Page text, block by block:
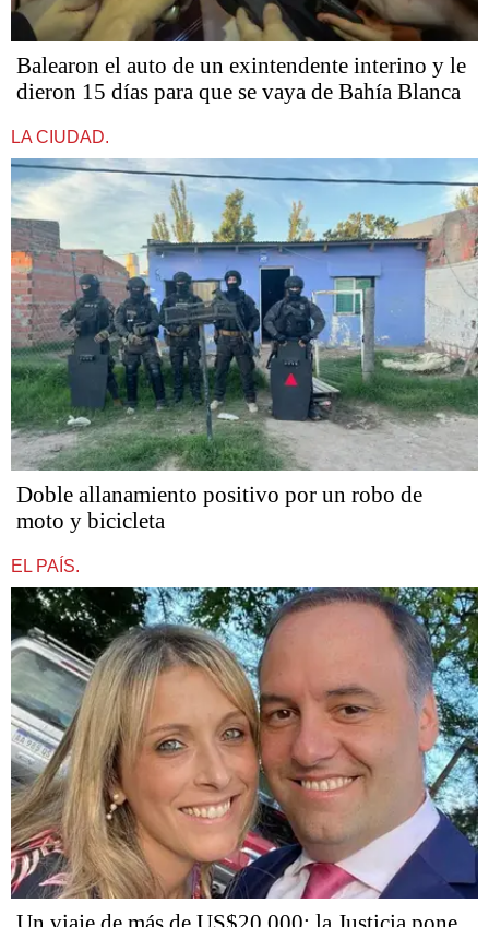
Balearon el auto de un exintendente interino y le
dieron 15 días para que se vaya de Bahía Blanca
LA CIUDAD.
Doble allanamiento positivo por un robo de
moto y bicicleta
EL PAÍS.